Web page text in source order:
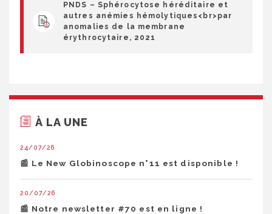
PNDS – Sphérocytose héréditaire et
autres anémies hémolytiques<br>par
anomalies de la membrane
érythrocytaire, 2021
À LA UNE
24/07/26
📰 Le New Globinoscope n°11 est disponible !
20/07/26
📰 Notre newsletter #70 est en ligne !